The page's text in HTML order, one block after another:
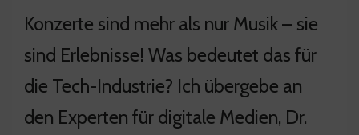
Konzerte sind mehr als nur Musik – sie
sind Erlebnisse! Was bedeutet das für
die Tech-Industrie? Ich übergebe an
den Experten für digitale Medien, Dr.